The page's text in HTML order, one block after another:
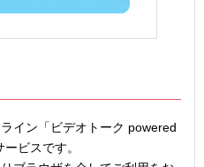
イン「ビデオトーク powered
ビスです。